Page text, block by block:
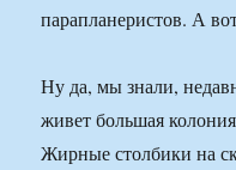
парапланеристов. А
Ну да, мы знали,
живет большая
Жирные столбики на